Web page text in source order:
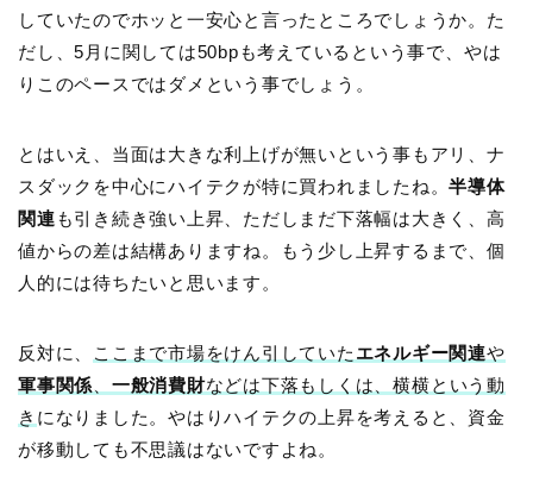
していたのでホッと一安心と言ったところでしょうか。た
だし、5月に関しては50bpも考えているという事で、やは
りこのペースではダメという事でしょう。
とはいえ、当面は大きな利上げが無いという事もアリ、ナ
スダックを中心にハイテクが特に買われましたね。半導体
関連も引き続き強い上昇、ただしまだ下落幅は大きく、高
値からの差は結構ありますね。もう少し上昇するまで、個
人的には待ちたいと思います。
反対に、 ここまで市場をけん引していた エネルギー関連や
軍事関係
一般消費財などは下落もしくは、横横という動
き になりました。やはりハイテクの上昇を考えると、資金
が移動しても不思議はないですよね。